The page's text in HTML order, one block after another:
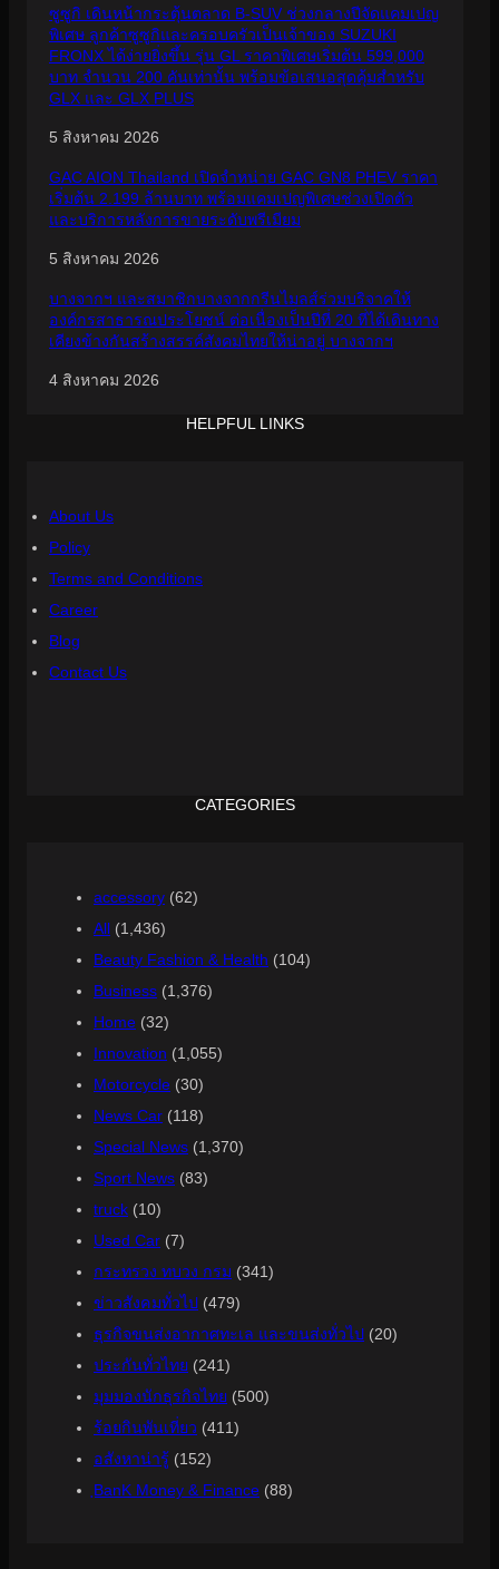
ซูซูกิ เดินหน้ากระตุ้นตลาด B-SUV ช่วงกลางปีจัดแคมเปญ
พิเศษ ลูกค้าซูซูกิและครอบครัวเป็นเจ้าของ SUZUKI
FRONX ได้ง่ายยิ่งขึ้น รุ่น GL ราคาพิเศษเริ่มต้น 599,000
บาท จำนวน 200 คันเท่านั้น พร้อมข้อเสนอสุดคุ้มสำหรับ
GLX และ GLX PLUS
5 สิงหาคม 2026
GAC AION Thailand เปิดจำหน่าย GAC GN8 PHEV ราคา
เริ่มต้น 2.199 ล้านบาท พร้อมแคมเปญพิเศษช่วงเปิดตัว
และบริการหลังการขายระดับพรีเมียม
5 สิงหาคม 2026
บางจากฯ และสมาชิกบางจากกรีนไมลส์ร่วมบริจาคให้
องค์กรสาธารณประโยชน์ ต่อเนื่องเป็นปีที่ 20 ที่ได้เดินทาง
เคียงข้างกันสร้างสรรค์สังคมไทยให้น่าอยู่ บางจากฯ
4 สิงหาคม 2026
HELPFUL LINKS
About Us
Policy
Terms and Conditions
Career
Blog
Contact Us
CATEGORIES
accessory (62)
All (1,436)
Beauty Fashion & Health (104)
Business (1,376)
Home (32)
Innovation (1,055)
Motorcycle (30)
News Car (118)
Special News (1,370)
Sport News (83)
truck (10)
Used Car (7)
กระทรวง ทบวง กรม (341)
ข่าวสังคมทั่วไป (479)
ธุรกิจขนส่งอากาศทะเล และขนส่งทั่วไป (20)
ประกันทั่วไทย (241)
มุมมองนักธุรกิจไทย (500)
ร้อยกินพันเที่ยว (411)
อสังหาน่ารู้ (152)
ฺBanK Money & Finance (88)